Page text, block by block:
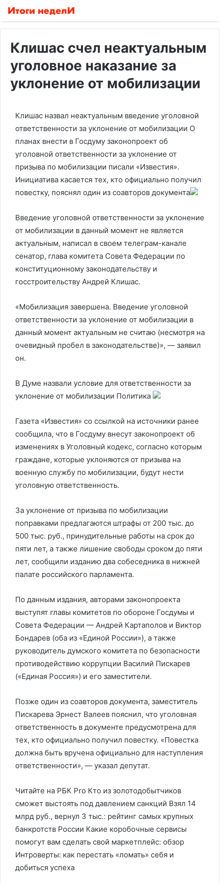
Клишас счел неактуальным
уголовное наказание за
уклонение от мобилизации
Клишас назвал неактуальным введение уголовной
ответственности за уклонение от мобилизации О
планах внести в Госдуму законопроект об
уголовной ответственности за уклонение от
призыва по мобилизации писали «Известия».
Инициатива касается тех, кто официально получил
повестку, пояснял один из соавторов документа
Введение уголовной ответственности за уклонение
от мобилизации в данный момент не является
актуальным, написал в своем телеграм-канале
сенатор, глава комитета Совета Федерации по
конституционному законодательству и
госстроительству Андрей Клишас.
«Мобилизация завершена. Введение уголовной
ответственности за уклонение от мобилизации в
данный момент актуальным не считаю (несмотря на
очевидный пробел в законодательстве)», — заявил
он.
В Думе назвали условие для ответственности за
уклонение от мобилизации Политика
Газета «Известия» со ссылкой на источники ранее
сообщила, что в Госдуму внесут законопроект об
изменениях в Уголовный кодекс, согласно которым
граждане, которые уклоняются от призыва на
военную службу по мобилизации, будут нести
уголовную ответственность.
За уклонение от призыва по мобилизации
поправками предлагаются штрафы от 200 тыс. до
500 тыс. руб., принудительные работы на срок до
пяти лет, а также лишение свободы сроком до пяти
лет, сообщили изданию два собеседника в нижней
палате российского парламента.
По данным издания, авторами законопроекта
выступят главы комитетов по обороне Госдумы и
Совета Федерации — Андрей Картаполов и Виктор
Бондарев (оба из «Единой России»), а также
руководитель думского комитета по безопасности
противодействию коррупции Василий Пискарев
(«Единая Россия») и его заместители.
Позже один из соавторов документа, заместитель
Пискарева Эрнест Валеев пояснил, что уголовная
ответственность в документе предусмотрена для
тех, кто официально получил повестку. «Повестка
должна быть вручена официально для наступления
ответственности», — указал депутат.
Читайте на РБК Pro Кто из золотодобытчиков
сможет выстоять под давлением санкций Взял 14
млрд руб., вернул 3 тыс.: рейтинг самых крупных
банкротств России Какие коробочные сервисы
помогут вам сделать свой маркетплейс: обзор
Интроверты: как перестать «ломать» себя и
добиться успеха